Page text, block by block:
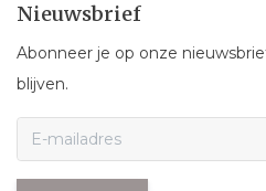
Nieuwsbrief
Abonneer je op onze
blijven.